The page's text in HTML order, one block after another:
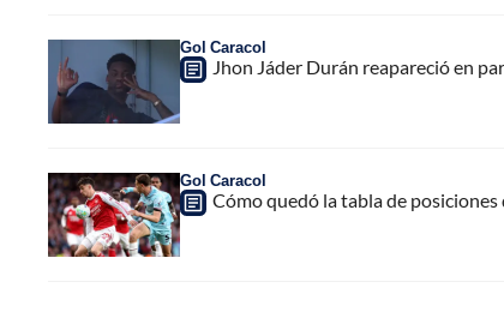
Gol Caracol
Jhon Jáder Durán reapareció en
Gol Caracol
Cómo quedó la tabla de